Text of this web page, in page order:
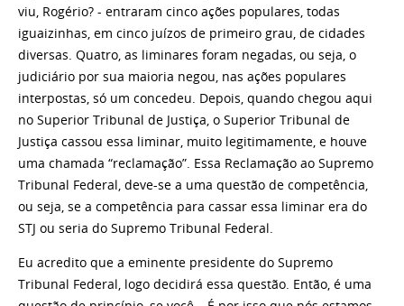
viu, Rogério? - entraram cinco ações populares, todas
iguaizinhas, em cinco juízos de primeiro grau, de cidades
diversas. Quatro, as liminares foram negadas, ou seja, o
judiciário por sua maioria negou, nas ações populares
interpostas, só um concedeu. Depois, quando chegou aqui
no Superior Tribunal de Justiça, o Superior Tribunal de
Justiça cassou essa liminar, muito legitimamente, e houve
uma chamada “reclamação”. Essa Reclamação ao Supremo
Tribunal Federal, deve-se a uma questão de competência,
ou seja, se a competência para cassar essa liminar era do
STJ ou seria do Supremo Tribunal Federal.
Eu acredito que a eminente presidente do Supremo
Tribunal Federal, logo decidirá essa questão. Então, é uma